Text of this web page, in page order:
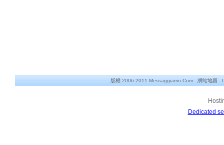
版權 2006-2011 Messaggiamo.Com - 網站地圖 -
Dedicated